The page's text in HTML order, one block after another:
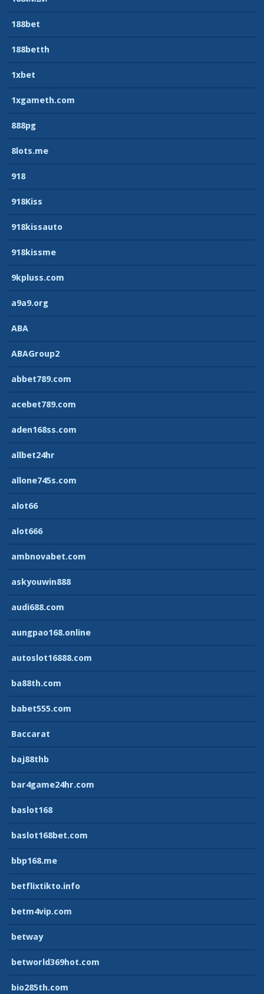
188bet
188betth
1xbet
1xgameth.com
888pg
8lots.me
918
918Kiss
918kissauto
918kissme
9kpluss.com
a9a9.org
ABA
ABAGroup2
abbet789.com
acebet789.com
aden168ss.com
allbet24hr
allone745s.com
alot66
alot666
ambnovabet.com
askyouwin888
audi688.com
aungpao168.online
autoslot16888.com
ba88th.com
babet555.com
Baccarat
baj88thb
bar4game24hr.com
baslot168
baslot168bet.com
bbp168.me
betflixtikto.info
betm4vip.com
betway
betworld369hot.com
bio285th.com